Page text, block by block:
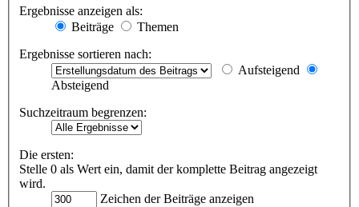
Ergebnisse anzeigen als:
Beiträge
Themen
Ergebnisse sortieren nach:
Aufsteigend
Absteigend
Suchzeitraum begrenzen:
Die ersten:
Stelle 0 als Wert ein, damit der komplette Beitrag angezeigt
wird.
Zeichen der Beiträge anzeigen